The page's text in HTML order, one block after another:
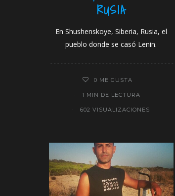
RUSIA
En Shushenskoye, Siberia, Rusia, el
pueblo donde se casó Lenin.
0 ME GUSTA
1 MIN DE LECTURA
602 VISUALIZACIONES